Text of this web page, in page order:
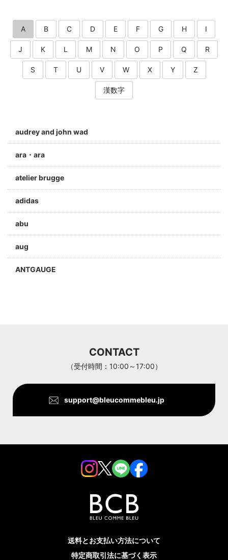
A B C D E F G H I
J K L M N O P Q R
S T U V W X Y Z
漢数字
audrey and john wad
ara・ara
atelier brugge
adidas
abu
aug
ANTGAUGE
CONTACT
（受付時間：10:00～17:00）
support@bleucommebleu.jp
送料とお支払い方法について
特定商取引法に基づく表示